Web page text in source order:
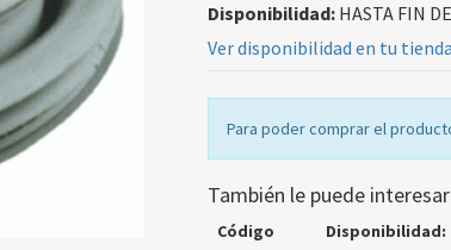
Disponibilidad:HASTA FIN
Ver disponibilidad en tu tienda
Para poder comprar el
También le puede interesar
Código Disponibilidad: